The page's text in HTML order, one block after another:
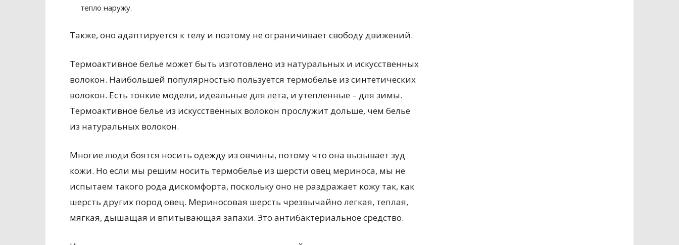
тепло наружу.
Также, оно адаптируется к телу и поэтому не ограничивает свободу движений.
Термоактивное белье может быть изготовлено из натуральных и искусственных
волокон. Наибольшей популярностью пользуется термобелье из синтетических
волокон. Есть тонкие модели, идеальные для лета, и утепленные – для зимы.
Термоактивное белье из искусственных волокон прослужит дольше, чем белье
из натуральных волокон.
Многие люди боятся носить одежду из овчины, потому что она вызывает зуд
кожи. Но если мы решим носить термобелье из шерсти овец мериноса, мы не
испытаем такого рода дискомфорта, поскольку оно не раздражает кожу так, как
шерсть других пород овец. Мериносовая шерсть чрезвычайно легкая, теплая,
мягкая, дышащая и впитывающая запахи. Это антибактериальное средство.